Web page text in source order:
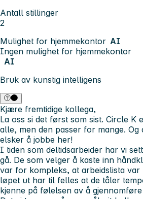
Antall stillinger
2
Mulighet for hjemmekontor AI
Ingen mulighet for hjemmekontor
AI
Bruk av kunstig intelligens
Kjære fremtidige kollega,
La oss si det først som sist. Circle K
alle, men den passer for mange. Og
elsker å jobbe her!
I tiden som deltidsarbeider har vi
gå. De som velger å kaste inn
var for kompleks, at arbeidslista
løpet ut har til felles at de tåler
kjenne på følelsen av å